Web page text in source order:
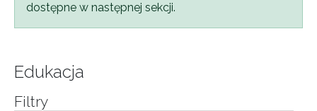
dostępne w następnej sekcji.
Edukacja
Filtry